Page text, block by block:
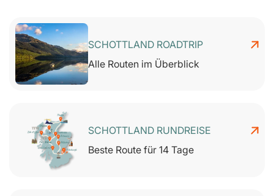
SCHOTTLAND ROADTRIP
Alle Routen im Überblick
SCHOTTLAND RUNDREISE
Beste Route für 14 Tage